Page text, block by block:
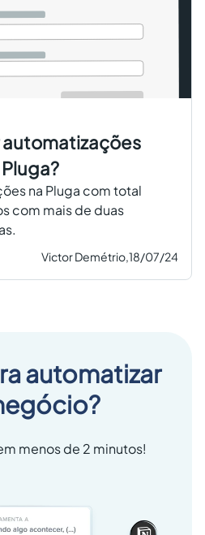
na Pluga com total
com mais de duas
Victor Demétrio,18/07/24
automatizar
menos de 2 minutos!